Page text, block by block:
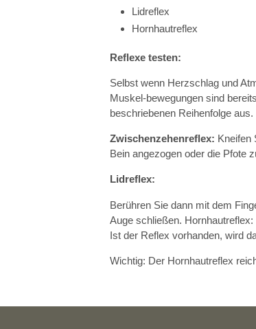
Lidreflex
Hornhautreflex
Reflexe testen:
Selbst wenn Herzschlag und
Muskel-bewegungen sind
beschriebenen Reihenfolge aus.
Zwischenzehenreflex: Kneifen
Bein angezogen oder die Pfote
Lidreflex:
Berühren Sie dann mit dem
Auge schließen.
Ist der Reflex vorhanden, wird
Wichtig: Der Hornhautreflex